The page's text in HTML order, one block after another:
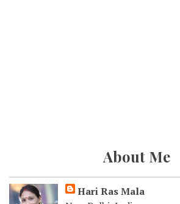
About Me
Hari Ras Mala